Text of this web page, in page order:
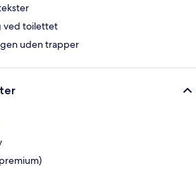
ved toilettet
uden trapper